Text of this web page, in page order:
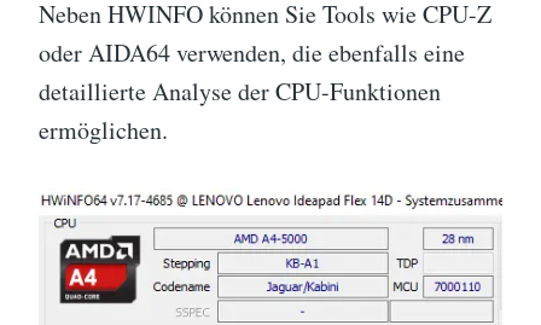
Neben HWINFO können Sie Tools wie CPU-Z
oder AIDA64 verwenden, die ebenfalls eine
detaillierte Analyse der CPU-Funktionen
ermöglichen.